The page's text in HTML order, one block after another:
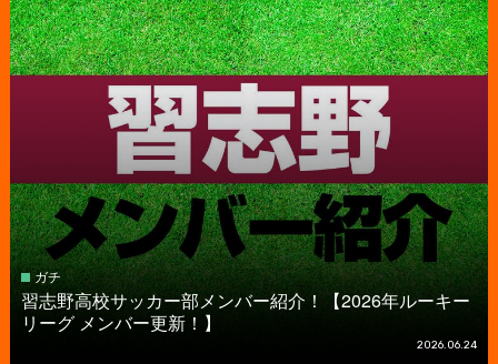
ガチ
習志野高校サッカー部メンバー紹介！【2026年ルーキー
リーグ メンバー更新！】
2026.06.24